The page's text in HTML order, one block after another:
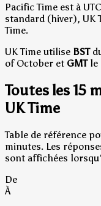
Pacific Time est à
standard (hiver), UK
Time.
UK Time utilise BST
of October et GMTle
Toutes les 15
UK Time
Table de référence
minutes. Les
sont affichées
De
À